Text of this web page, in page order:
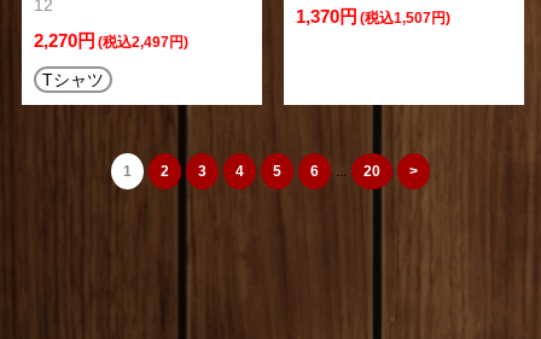
12
2,270円 (税込2,497円)
Tシャツ
1,370円 (税込1,507円)
1 2 3 4 5 6 ... 20 >